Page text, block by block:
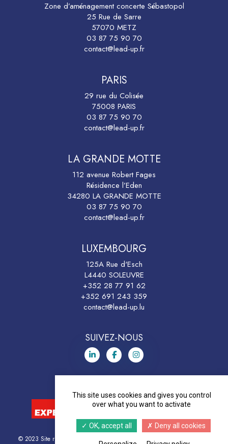
Zone d’aménagement concerte Sébastopol
25 Rue de Sarre
57070 METZ
03 87 75 90 70
contact@lead-up.fr
PARIS
29 rue du Colisée
75008 PARIS
03 87 75 90 70
contact@lead-up.fr
LA GRANDE MOTTE
112 avenue Robert Fages
Résidence l’Eden
34280 LA GRANDE MOTTE
03 87 75 90 70
contact@lead-up.fr
LUXEMBOURG
125A Rue d'Esch
L4440 SOLEUVRE
+352 28 77 91 62
+352 691 243 359
contact@lead-up.lu
SUIVEZ-NOUS
© 2023 Site réalisé par le Label Co-Pilotes Politique de confidentialité
This site uses cookies and gives you control
over what you want to activate
OK, accept all Deny all cookies